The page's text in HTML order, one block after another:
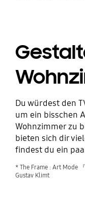
Du würdest den
um ein bisschen
Wohnzimmer zu
bieten sich dir
findest du ein
* The Frame : Art Mode
Gustav Klimt